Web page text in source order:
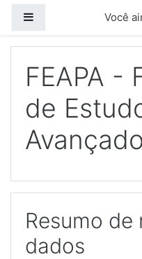
Você
FEAPA -
de
Resumo
dados